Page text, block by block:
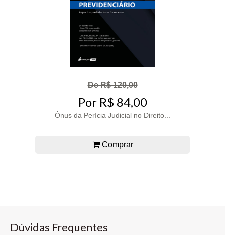
De R$ 120,00
Por R$ 84,00
Ônus da Perícia Judicial no Direito...
Comprar
Dúvidas Frequentes